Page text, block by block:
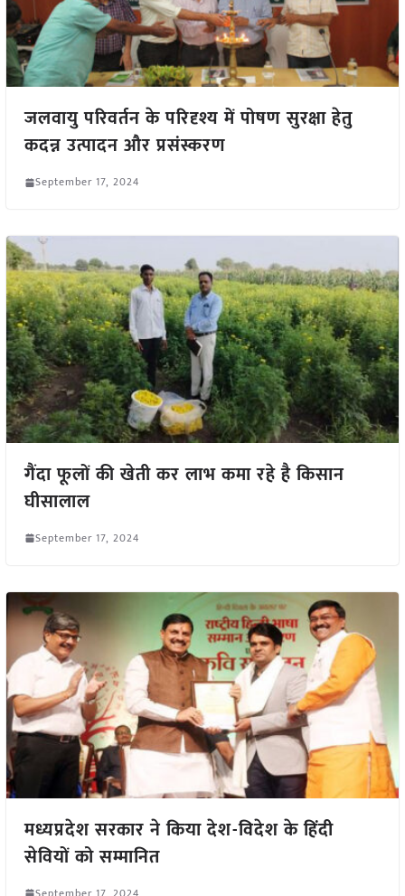
जलवायु परिवर्तन के परिदृश्य में पोषण सुरक्षा हेतु
कदन्न उत्पादन और प्रसंस्करण
September 17, 2024
गैंदा फूलों की खेती कर लाभ कमा रहे है किसान
घीसालाल
September 17, 2024
मध्यप्रदेश सरकार ने किया देश-विदेश के हिंदी
सेवियों को सम्मानित